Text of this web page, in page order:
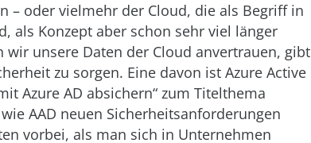
– oder vielmehr der Cloud, die als Begriff in
als Konzept aber schon sehr viel länger
unsere Daten der Cloud anvertrauen, gibt
zu sorgen. Eine davon ist Azure Active
Azure AD absichern“ zum Titelthema
AAD neuen Sicherheitsanforderungen
vorbei, als man sich in Unternehmen